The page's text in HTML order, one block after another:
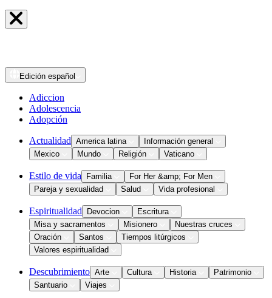
Edición español
Adiccion
Adolescencia
Adopción
Actualidad America latina
Información general
Mexico
Mundo Religión Vaticano
Estilo de vida Familia
For Her &amp; For Men
Pareja y sexualidad
Salud Vida profesional
Espiritualidad Devocion
Escritura
Misa y sacramentos
Misionero
Nuestras cruces
Oración
Santos
Tiempos litúrgicos
Valores espiritualidad
Descubrimiento Arte Cultura Historia
Patrimonio
Santuario
Viajes